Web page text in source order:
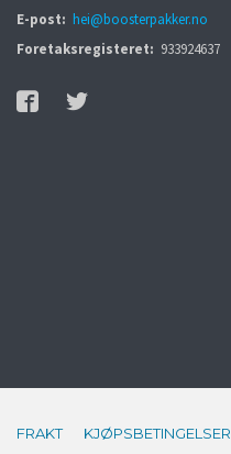
E-post: hei@boosterpakker.no
Foretaksregisteret: 933924637
FRAKT KJØPSBETINGELSER